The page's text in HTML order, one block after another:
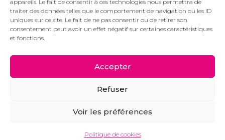
appareils. Le fait de consentir à ces technologies nous permettra de
traiter des données telles que le comportement de navigation ou les ID
uniques sur ce site. Le fait de ne pas consentir ou de retirer son
consentement peut avoir un effet négatif sur certaines caractéristiques
et fonctions.
Accepter
Refuser
Voir les préférences
Politique de cookies
L’agence
Services
Dressbook
Réalisations
cookies